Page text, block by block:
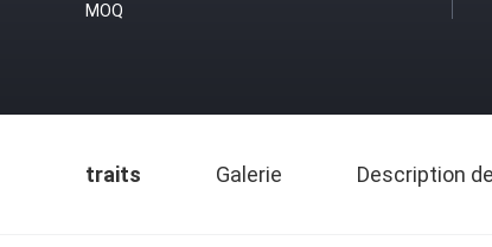
MOQ
traits Galerie Description